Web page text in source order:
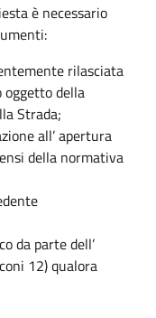
è necessario
rilasciata
oggetto della
Strada;
all’ apertura
della normativa
da parte dell’
12) qualora